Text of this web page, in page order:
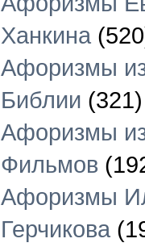
Ханкина
Афоризмы
Библии (321)
Афоризмы
Фильмов
Афоризмы
Герчикова